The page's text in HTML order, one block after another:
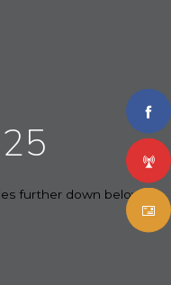
further down below.